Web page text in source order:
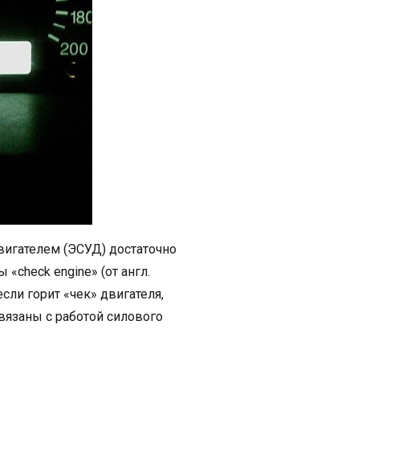
(ЭСУД) достаточно
engine» (от англ.
горит «чек» двигателя,
с работой силового